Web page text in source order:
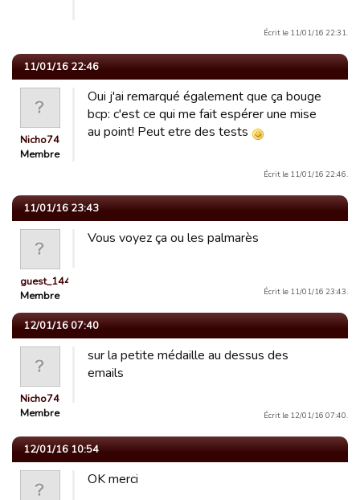
Écrit le 11/01/16 22:31.
11/01/16 22:46
Nicho74
Membre
Oui j'ai remarqué également que ça bouge
bcp: c'est ce qui me fait espérer une mise
au point! Peut etre des tests
Écrit le 11/01/16 22:46.
11/01/16 23:43
guest_1442228466278
Membre
Vous voyez ça ou les palmarès
Écrit le 11/01/16 23:43.
12/01/16 07:40
Nicho74
Membre
sur la petite médaille au dessus des
emails
Écrit le 12/01/16 07:40.
12/01/16 10:54
OK merci